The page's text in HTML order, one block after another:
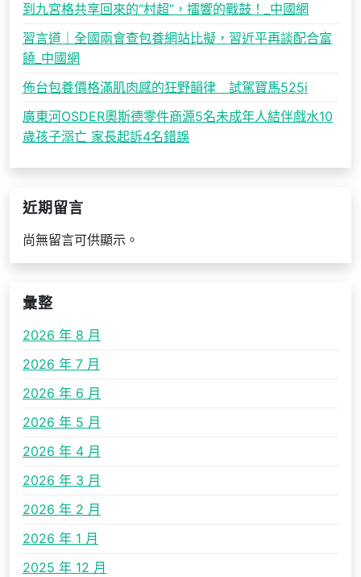
到九宮格共享回來的“村超”，擂響的戰鼓！_中國網
習言道｜全國兩會查包養網站比擬，習近平再談配合富
饒_中國網
佈台包養價格滿肌肉感的狂野韻律 試駕寶馬525i
廣東河OSDER奧斯德零件商源5名未成年人結伴戲水10
歲孩子溺亡 家長起訴4名錯誤
近期留言
尚無留言可供顯示。
彙整
2026 年 8 月
2026 年 7 月
2026 年 6 月
2026 年 5 月
2026 年 4 月
2026 年 3 月
2026 年 2 月
2026 年 1 月
2025 年 12 月